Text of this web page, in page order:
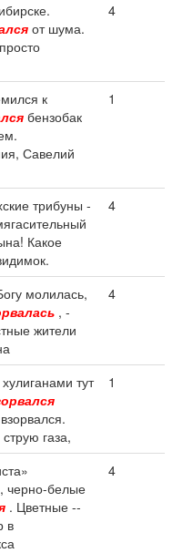
от шума.
4
к
бензобак
Савелий
1
трибуны -
Какое
4
молилась,
, -
жители
4
тут
газа,
1
черно-белые
. Цветные --
в
4